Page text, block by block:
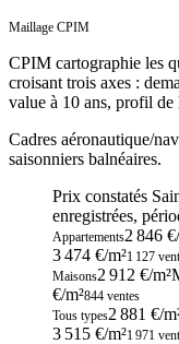
Maillage CPIM
CPIM cartographie les
croisant trois axes :
value à 10 ans, profil de
Cadres aéronautique/
saisonniers balnéaires.
Prix constatés
enregistrées,
Appartements2 846
3 474 €/m²1 127
Maisons2 912 €/m²
€/m²844 ventes
Tous types2 881 €/
3 515 €/m²1 971